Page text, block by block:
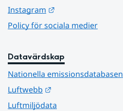
Instagram
Policy för sociala medier
Datavärdskap
Nationella emissionsdatabasen
Luftwebb
Luftmiljödata